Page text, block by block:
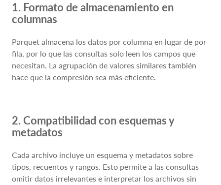
1. Formato de almacenamiento en
columnas
Parquet almacena los datos por columna en lugar de por
fila, por lo que las consultas solo leen los campos que
necesitan. La agrupación de valores similares también
hace que la compresión sea más eficiente.
2. Compatibilidad con esquemas y
metadatos
Cada archivo incluye un esquema y metadatos sobre
tipos, recuentos y rangos. Esto permite a las consultas
omitir datos irrelevantes e interpretar los archivos sin